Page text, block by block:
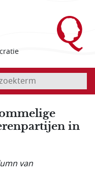
zoekterm
in
van